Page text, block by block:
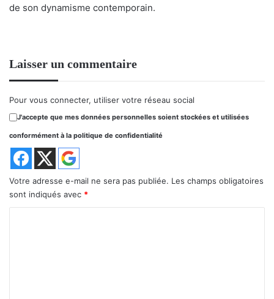
de son dynamisme contemporain.
Laisser un commentaire
Pour vous connecter, utiliser votre réseau social
J'accepte que mes données personnelles soient stockées et utilisées
conformément à la politique de confidentialité
Votre adresse e-mail ne sera pas publiée. Les champs obligatoires
sont indiqués avec *